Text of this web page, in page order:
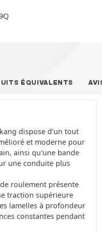
ÉQUIVALENTS
dispose d'un tout
et moderne pour
ainsi qu'une bande
une conduite plus
roulement présente
traction supérieure
lamelles à profondeur
constantes pendant